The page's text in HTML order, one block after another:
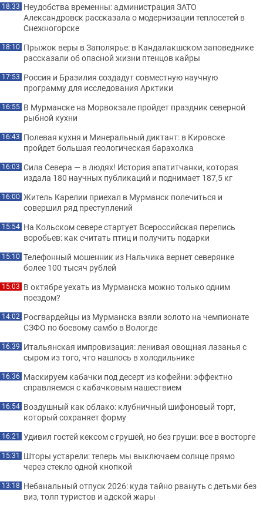
18:33 Неудобства временны: администрация ЗАТО
Александровск рассказала о модернизации теплосетей в
Снежногорске
18:10 Прыжок веры в Заполярье: в Кандалакшском заповеднике
рассказали об опасной жизни птенцов кайры
17:53 Россия и Бразилия создадут совместную научную
программу для исследования Арктики
16:55 В Мурманске на Морвокзале пройдет праздник северной
рыбной кухни
16:43 Полевая кухня и Минеральный диктант: в Кировске
пройдет большая геологическая барахолка
16:03 Сила Севера — в людях! История апатитчанки, которая
издала 180 научных публикаций и поднимает 187,5 кг
16:00 Житель Карелии приехал в Мурманск полечиться и
совершил ряд преступлений
15:54 На Кольском севере стартует Всероссийская перепись
воробьев: как считать птиц и получить подарки
15:10 Телефонный мошенник из Нальчика вернет северянке
более 100 тысяч рублей
15:03 В октябре уехать из Мурманска можно только одним
поездом?
14:02 Росгвардейцы из Мурманска взяли золото на чемпионате
СЗФО по боевому самбо в Вологде
16:39 Итальянская импровизация: ленивая овощная лазанья с
сыром из того, что нашлось в холодильнике
16:36 Маскируем кабачки под десерт из кофейни: эффектно
справляемся с кабачковым нашествием
16:54 Воздушный как облако: клубничный шифоновый торт,
который сохраняет форму
16:21 Удивил гостей кексом с грушей, но без груши: все в восторге
15:31 Шторы устарели: теперь мы выключаем солнце прямо
через стекло одной кнопкой
13:18 Небанальный отпуск 2026: куда тайно рвануть с детьми без
виз, толп туристов и адской жары